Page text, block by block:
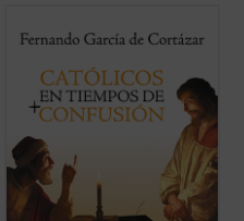
tiempos de confusión, el nuevo libro de
tradición cristiana vuelva a ser la
referencia que nos defina, de tal ...(ver
ficha)